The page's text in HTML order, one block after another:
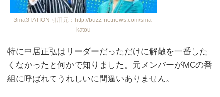
SmaSTATION 引用元：http://buzz-netnews.com/sma-
katou
特に中居正弘はリーダーだっただけに解散を一番した
くなかったと何かで知りました。元メンバーがMCの番
組に呼ばれてうれしいに間違いありません。